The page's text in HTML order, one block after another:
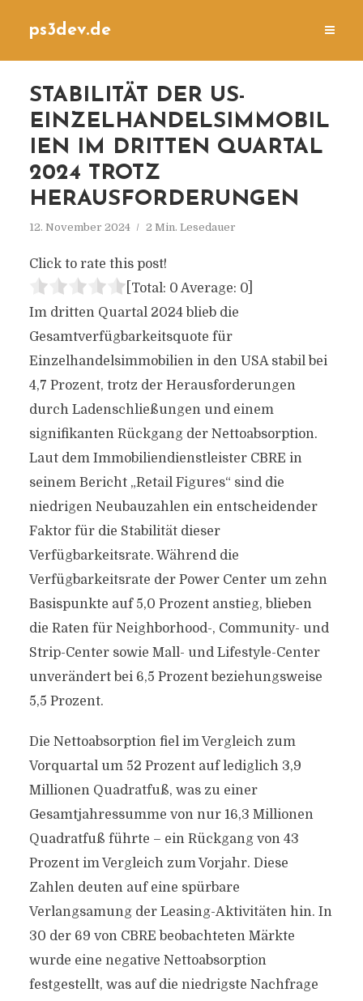
ps3dev.de
STABILITÄT DER US-
EINZELHANDELSIMMOBIL
IEN IM DRITTEN QUARTAL
2024 TROTZ
HERAUSFORDERUNGEN
12. November 2024 2 Min. Lesedauer
Click to rate this post!
[Total: 0 Average: 0]
Im dritten Quartal 2024 blieb die
Gesamtverfügbarkeitsquote für
Einzelhandelsimmobilien in den USA stabil bei
4,7 Prozent, trotz der Herausforderungen
durch Ladenschließungen und einem
signifikanten Rückgang der Nettoabsorption.
Laut dem Immobiliendienstleister CBRE in
seinem Bericht „Retail Figures“ sind die
niedrigen Neubauzahlen ein entscheidender
Faktor für die Stabilität dieser
Verfügbarkeitsrate. Während die
Verfügbarkeitsrate der Power Center um zehn
Basispunkte auf 5,0 Prozent anstieg, blieben
die Raten für Neighborhood-, Community- und
Strip-Center sowie Mall- und Lifestyle-Center
unverändert bei 6,5 Prozent beziehungsweise
5,5 Prozent.
Die Nettoabsorption fiel im Vergleich zum
Vorquartal um 52 Prozent auf lediglich 3,9
Millionen Quadratfuß, was zu einer
Gesamtjahressumme von nur 16,3 Millionen
Quadratfuß führte – ein Rückgang von 43
Prozent im Vergleich zum Vorjahr. Diese
Zahlen deuten auf eine spürbare
Verlangsamung der Leasing-Aktivitäten hin. In
30 der 69 von CBRE beobachteten Märkte
wurde eine negative Nettoabsorption
festgestellt, was auf die niedrigste Nachfrage